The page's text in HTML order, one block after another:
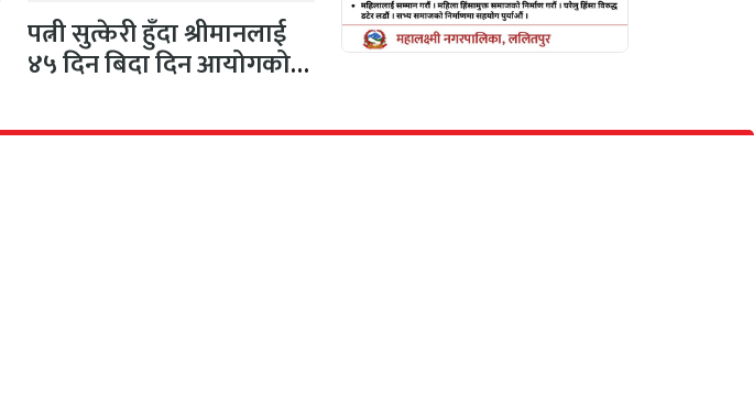
पत्नी सुत्केरी हुँदा श्रीमानलाई
४५ दिन बिदा दिन आयोगको